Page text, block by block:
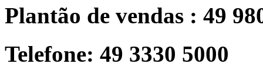
Plantão de vendas : 49
Telefone: 49 3330 5000